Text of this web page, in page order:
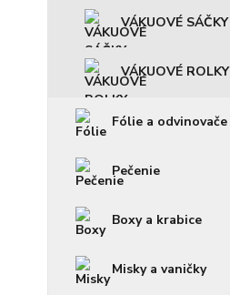
VÁKUOVÉ SÁČKY
VÁKUOVÉ ROLKY
Fólie a odvinovače
Pečenie
Boxy a krabice
Misky a vaničky